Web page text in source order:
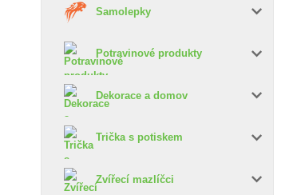
Samolepky
Potravinové produkty
Dekorace a domov
Trička s potiskem
Zvířecí mazlíčci